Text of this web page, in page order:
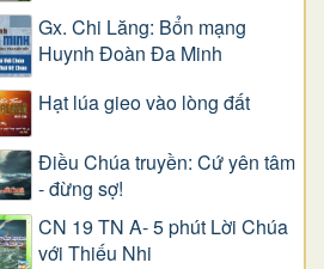
Gx. Chi Lăng: Bổn mạng
Huynh Đoàn Đa Minh
Hạt lúa gieo vào lòng đất
Điều Chúa truyền: Cứ yên tâm
- đừng sợ!
CN 19 TN A- 5 phút Lời Chúa
với Thiếu Nhi